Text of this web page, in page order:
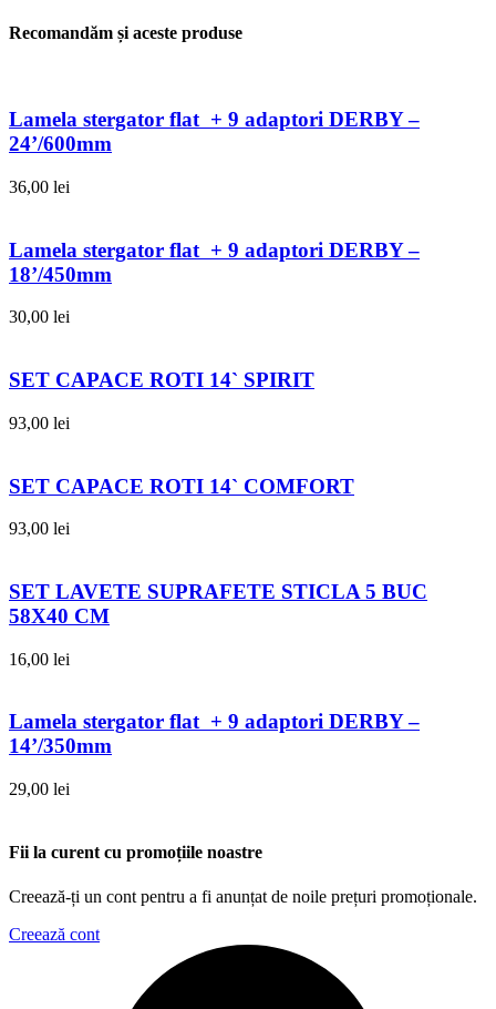
Recomandăm și aceste produse
Lamela stergator flat + 9 adaptori DERBY –
24’/600mm
36,00 lei
Lamela stergator flat + 9 adaptori DERBY –
18’/450mm
30,00 lei
SET CAPACE ROTI 14` SPIRIT
93,00 lei
SET CAPACE ROTI 14` COMFORT
93,00 lei
SET LAVETE SUPRAFETE STICLA 5 BUC
58X40 CM
16,00 lei
Lamela stergator flat + 9 adaptori DERBY –
14’/350mm
29,00 lei
Fii la curent cu promoțiile noastre
Creează-ți un cont pentru a fi anunțat de noile prețuri promoționale.
Creează cont